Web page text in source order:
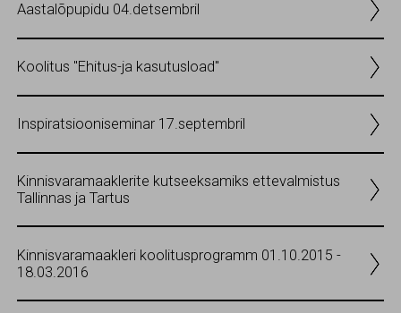
Aastalõpupidu 04.detsembril
Koolitus "Ehitus-ja kasutusload"
Inspiratsiooniseminar 17.septembril
Kinnisvaramaaklerite kutseeksamiks ettevalmistus
Tallinnas ja Tartus
Kinnisvaramaakleri koolitusprogramm 01.10.2015 -
18.03.2016